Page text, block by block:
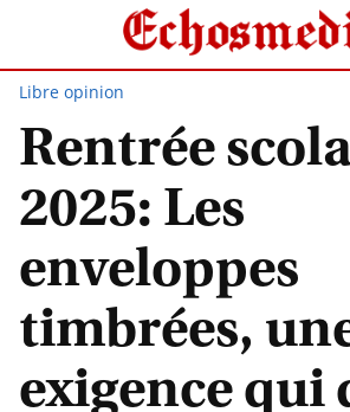
Libre opinion
Rentrée
2025: Les
enveloppes
timbrées,
exigence qui